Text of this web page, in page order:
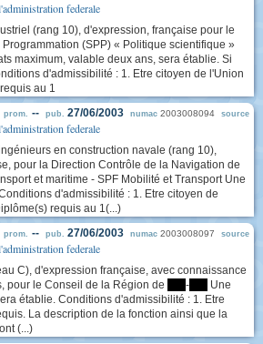
federale
(rang 10), d'expression, française pour le
(SPP) « Politique scientifique »
maximum, valable deux ans, sera établie. Si
d'admissibilité : 1. Etre citoyen de l'Union
au 1
prom. -- pub. 27/06/2003 numac 2003008094 source
federale
en construction navale (rang 10),
pour la Direction Contrôle de la Navigation de
et maritime - SPF Mobilité et Transport Une
d'admissibilité : 1. Etre citoyen de
requis au 1(...)
prom. -- pub. 27/06/2003 numac 2003008097 source
federale
C), d'expression française, avec connaissance
pour le Conseil de la Région de
-
Une
établie. Conditions d'admissibilité : 1. Etre
La description de la fonction ainsi que la
(...)